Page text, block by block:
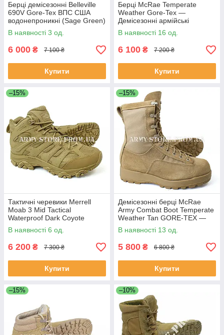
Берці демісезонні Belleville
690V Gore-Tex ВПС США
водонепроникні (Sage Green)
В наявності 3 од.
6 000 ₴ 7 100 ₴
Купити
Берці McRae Temperate
Weather Gore-Tex —
Демісезонні армійські
черевики США (Coyote)
В наявності 16 од.
6 100 ₴ 7 200 ₴
Купити
–15%
Тактичні черевики Merrell
Moab 3 Mid Tactical
Waterproof Dark Coyote
(мембрана, Vibram)
В наявності 6 од.
6 200 ₴ 7 300 ₴
Купити
–15%
Демісезонні берці McRae
Army Combat Boot Temperate
Weather Tan GORE-TEX —
Черевики США
В наявності 13 од.
5 800 ₴ 6 800 ₴
Купити
–15% –10%